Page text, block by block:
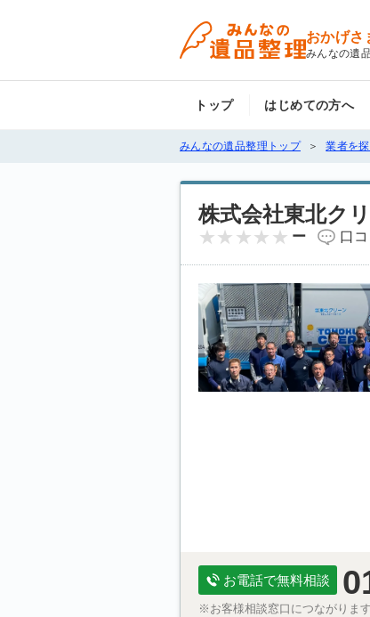
おかげさ
みんなの遺
トップ はじめての方へ
みんなの遺品整理トップ 業者を
株式会社東北ク
ー
口
お電話で無料相談
※お客様相談窓口につながりま